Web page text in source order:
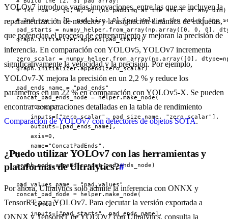
# 1st row -> [0, 0, 0] (no padding at the start of any dim)
# 2nd row -> [0, pad_size, 0] (pad only at the end of the
pad_starts = numpy_helper.from_array(np.array([0, 0, 0],
graph.initializer.append(pad_starts)
zero_scalar = numpy_helper.from_array(np.array([0],
graph.initializer.append(zero_scalar)
pad_ends_name = "pad_ends"
concat_pad_ends_node = helper.make_node(
    "Concat",
    inputs=["zero_scalar", pad_size_name, "zero_scalar"],
    outputs=[pad_ends_name],
    axis=0,
    name="ConcatPadEnds",
)
graph.node.append(concat_pad_ends_node)
pad_values_name = "pad_values"
concat_pad_node = helper.make_node(
    "Concat",
    inputs=["pad_starts", pad_ends_name],
YOLOv7 introduce varias innovaciones, entre las que se incluyen la
reparametrización de modelos y la asignación dinámica de etiquetas,
que potencian el proceso de entrenamiento y mejoran la precisión de
inferencia. En comparación con YOLOv5, YOLOv7 incrementa
significativamente la velocidad y la precisión. Por ejemplo,
YOLOv7-X mejora la precisión en un 2,2 % y reduce los
parámetros en un 22 % en comparación con YOLOv5-X. Se pueden
encontrar comparaciones detalladas en la tabla de rendimiento
Comparación de YOLOv7 con detectores de objetos SOTA.
¿Puedo utilizar YOLOv7 con las herramientas y
plataformas de Ultralytics?#
Por ahora, Ultralytics solo admite la inferencia con ONNX y
TensorRT para YOLOv7. Para ejecutar la versión exportada a
ONNX y TensorRT de YOLOv7 con Ultralytics, consulta la